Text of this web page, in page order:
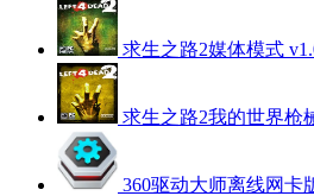
求生之路2媒体模式
求生之路2我的世界枪
360驱动大师离线网卡